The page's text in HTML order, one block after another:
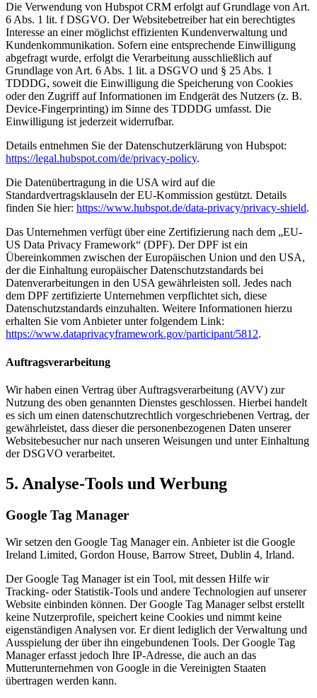
Die Verwendung von Hubspot CRM erfolgt auf Grundlage von Art.
6 Abs. 1 lit. f DSGVO. Der Websitebetreiber hat ein berechtigtes
Interesse an einer möglichst effizienten Kundenverwaltung und
Kundenkommunikation. Sofern eine entsprechende Einwilligung
abgefragt wurde, erfolgt die Verarbeitung ausschließlich auf
Grundlage von Art. 6 Abs. 1 lit. a DSGVO und § 25 Abs. 1
TDDDG, soweit die Einwilligung die Speicherung von Cookies
oder den Zugriff auf Informationen im Endgerät des Nutzers (z. B.
Device-Fingerprinting) im Sinne des TDDDG umfasst. Die
Einwilligung ist jederzeit widerrufbar.
Details entnehmen Sie der Datenschutzerklärung von Hubspot:
https://legal.hubspot.com/de/privacy-policy.
Die Datenübertragung in die USA wird auf die
Standardvertragsklauseln der EU-Kommission gestützt. Details
finden Sie hier: https://www.hubspot.de/data-privacy/privacy-shield.
Das Unternehmen verfügt über eine Zertifizierung nach dem „EU-
US Data Privacy Framework“ (DPF). Der DPF ist ein
Übereinkommen zwischen der Europäischen Union und den USA,
der die Einhaltung europäischer Datenschutzstandards bei
Datenverarbeitungen in den USA gewährleisten soll. Jedes nach
dem DPF zertifizierte Unternehmen verpflichtet sich, diese
Datenschutzstandards einzuhalten. Weitere Informationen hierzu
erhalten Sie vom Anbieter unter folgendem Link:
https://www.dataprivacyframework.gov/participant/5812.
Auftragsverarbeitung
Wir haben einen Vertrag über Auftragsverarbeitung (AVV) zur
Nutzung des oben genannten Dienstes geschlossen. Hierbei handelt
es sich um einen datenschutzrechtlich vorgeschriebenen Vertrag, der
gewährleistet, dass dieser die personenbezogenen Daten unserer
Websitebesucher nur nach unseren Weisungen und unter Einhaltung
der DSGVO verarbeitet.
5. Analyse-Tools und Werbung
Google Tag Manager
Wir setzen den Google Tag Manager ein. Anbieter ist die Google
Ireland Limited, Gordon House, Barrow Street, Dublin 4, Irland.
Der Google Tag Manager ist ein Tool, mit dessen Hilfe wir
Tracking- oder Statistik-Tools und andere Technologien auf unserer
Website einbinden können. Der Google Tag Manager selbst erstellt
keine Nutzerprofile, speichert keine Cookies und nimmt keine
eigenständigen Analysen vor. Er dient lediglich der Verwaltung und
Ausspielung der über ihn eingebundenen Tools. Der Google Tag
Manager erfasst jedoch Ihre IP-Adresse, die auch an das
Mutterunternehmen von Google in die Vereinigten Staaten
übertragen werden kann.